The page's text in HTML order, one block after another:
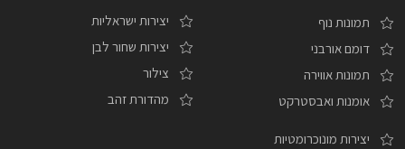
תמונות נוף
דומם אורבני
תמונות אווירה
אומנות ואבסטרקט
יצירות ישראליות
יצירות שחור לבן
צילור
מהדורת זהב
יצירות מונוכרומטיות